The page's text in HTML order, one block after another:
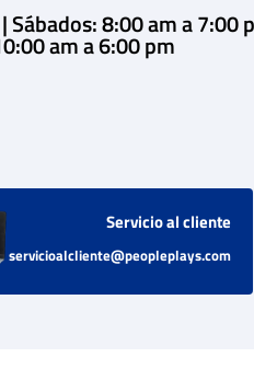
8:00 am a 7:00
am a 6:00 pm
Servicio al cliente
servicioalcliente@peopleplays.com